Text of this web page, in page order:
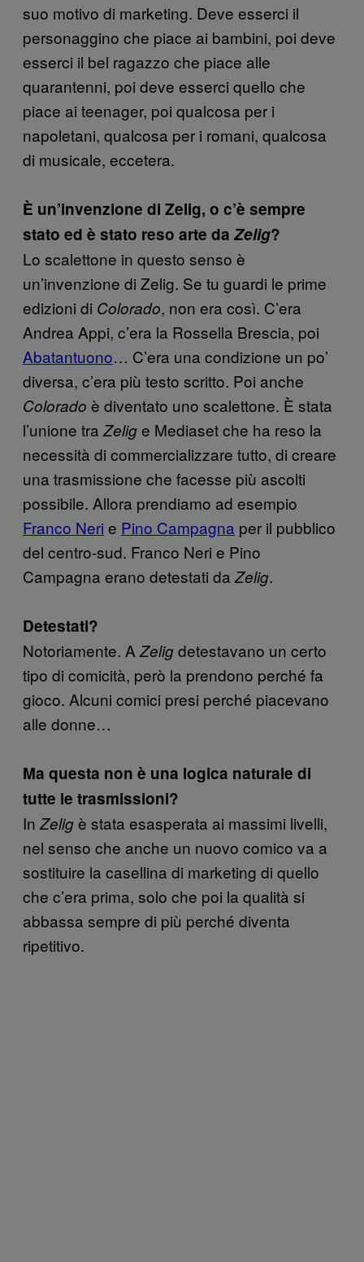
suo motivo di marketing. Deve esserci il
personaggino che piace ai bambini, poi deve
esserci il bel ragazzo che piace alle
quarantenni, poi deve esserci quello che
piace ai teenager, poi qualcosa per i
napoletani, qualcosa per i romani, qualcosa
di musicale, eccetera.
È un’invenzione di Zelig, o c’è sempre
stato ed è stato reso arte da Zelig?
Lo scalettone in questo senso è
un’invenzione di Zelig. Se tu guardi le prime
edizioni di Colorado, non era così. C’era
Andrea Appi, c’era la Rossella Brescia, poi
Abatantuono… C’era una condizione un po’
diversa, c’era più testo scritto. Poi anche
Colorado è diventato uno scalettone. È stata
l’unione tra Zelige Mediaset che ha reso la
necessità di commercializzare tutto, di creare
una trasmissione che facesse più ascolti
possibile. Allora prendiamo ad esempio
Franco Neri e Pino Campagna per il pubblico
del centro-sud. Franco Neri e Pino
Campagna erano detestati da Zelig.
Detestati?
Notoriamente. A Zeligdetestavano un certo
tipo di comicità, però la prendono perché fa
gioco. Alcuni comici presi perché piacevano
alle donne…
Ma questa non è una logica naturale di
tutte le trasmissioni?
In Zeligè stata esasperata ai massimi livelli,
nel senso che anche un nuovo comico va a
sostituire la casellina di marketing di quello
che c’era prima, solo che poi la qualità si
abbassa sempre di più perché diventa
ripetitivo.